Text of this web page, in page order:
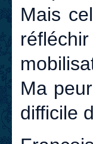
Mais
Ma
difficile